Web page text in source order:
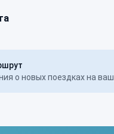
о новых поездках на